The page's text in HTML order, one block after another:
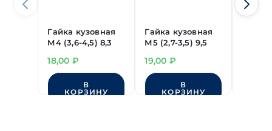
Гайка кузовная
М4 (3,6-4,5) 8,3
18,00 ₽
В
КОРЗИНУ
Гайка кузовная
М5 (2,7-3,5) 9,5
19,00 ₽
В
КОРЗИНУ